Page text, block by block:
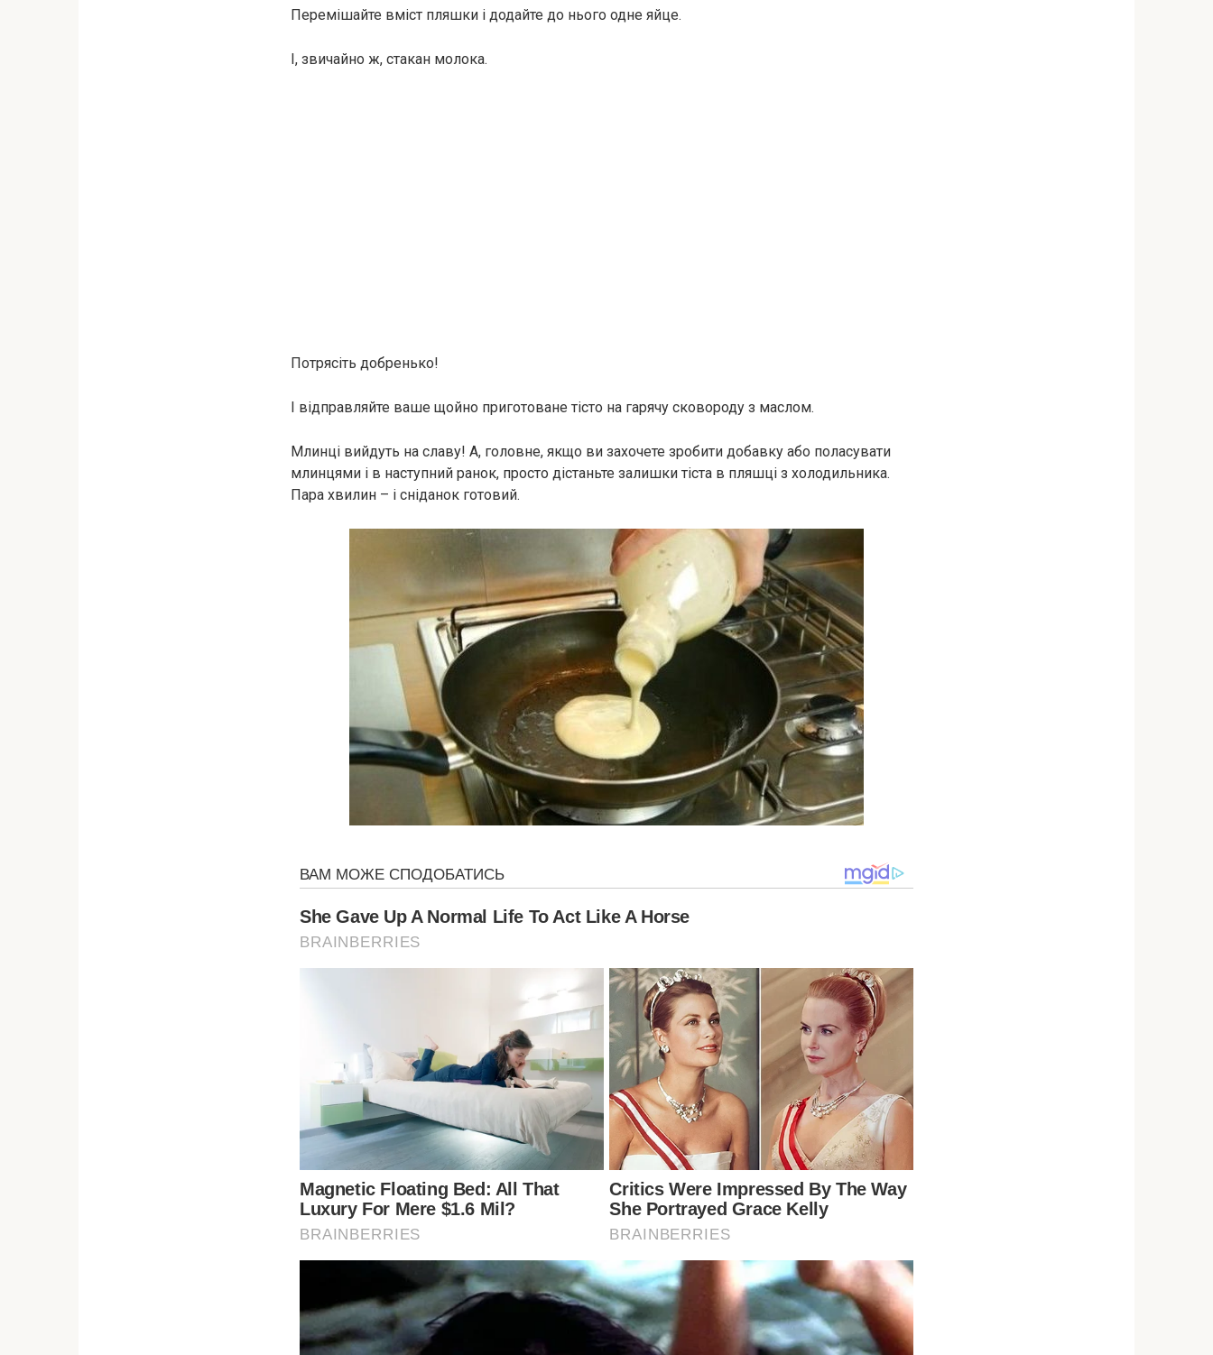
Перемішайте вміст пляшки і додайте до нього одне яйце.
І, звичайно ж, стакан молока.
Потрясіть добренько!
І відправляйте ваше щойно приготоване тісто на гарячу сковороду з маслом.
Млинці вийдуть на славу! А, головне, якщо ви захочете зробити добавку або поласувати
млинцями і в наступний ранок, просто дістаньте залишки тіста в пляшці з холодильника.
Пара хвилин – і сніданок готовий.